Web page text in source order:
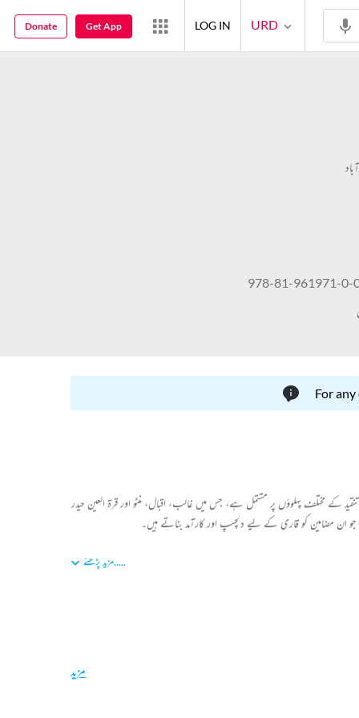
978-81-961971-0-
For
کے مختلف پہلوؤں پر مشتمل ہے، جس میں غالب، اقبال، منٹو اور قرۃ العین حیدر
مضامین کو قاری کے لیے دلچسپ اور کارآمد بناتے ہیں۔
.....مزید پڑھئے
مزید
URD
LOG IN
Get App
Donate